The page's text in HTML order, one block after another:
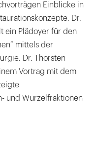
Einblicke in
Dr.
ein Plädoyer für den
mittels der
Dr. Thorsten
Vortrag mit dem
und Wurzelfraktionen